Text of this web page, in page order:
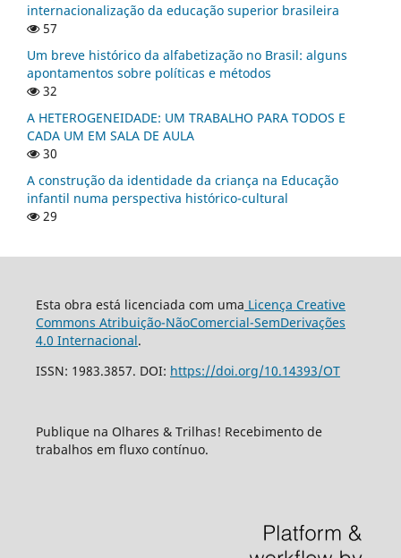
internacionalização da educação superior brasileira
57
Um breve histórico da alfabetização no Brasil: alguns
apontamentos sobre políticas e métodos
32
A HETEROGENEIDADE: UM TRABALHO PARA TODOS E
CADA UM EM SALA DE AULA
30
A construção da identidade da criança na Educação
infantil numa perspectiva histórico-cultural
29
Esta obra está licenciada com uma Licença Creative
Commons Atribuição-NãoComercial-SemDerivações
4.0 Internacional.
ISSN: 1983.3857. DOI: https://doi.org/10.14393/OT
Publique na Olhares & Trilhas! Recebimento de
trabalhos em fluxo contínuo.